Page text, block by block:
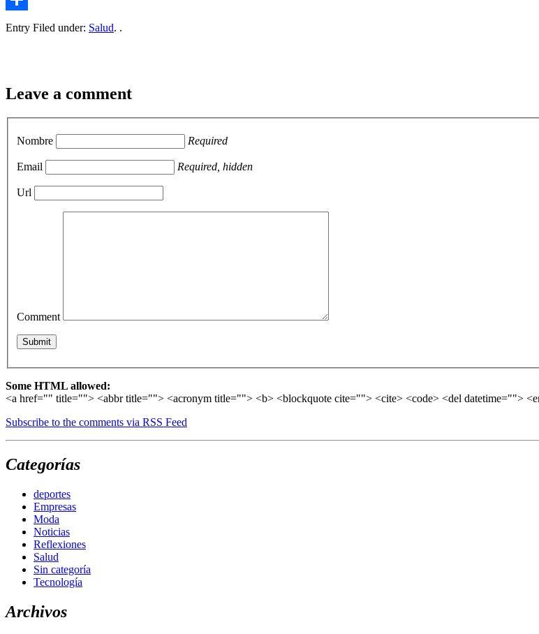
Compartir
Entry Filed under: Salud. .
Leave a comment
Nombre Required
Email Required, hidden
Url
Comment
Some HTML allowed:
<a href="" title=""> <abbr title=""> <acronym title=""> <b> <blockquote cite=""> <cite> <code> <del datetime="">
Subscribe to the comments via RSS Feed
Categorías
deportes
Empresas
Moda
Noticias
Reflexiones
Salud
Sin categoría
Tecnología
Archivos